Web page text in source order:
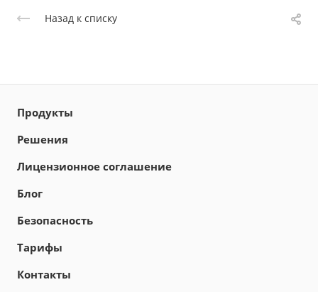
Назад к списку
Продукты
Решения
Лицензионное соглашение
Блог
Безопасность
Тарифы
Контакты